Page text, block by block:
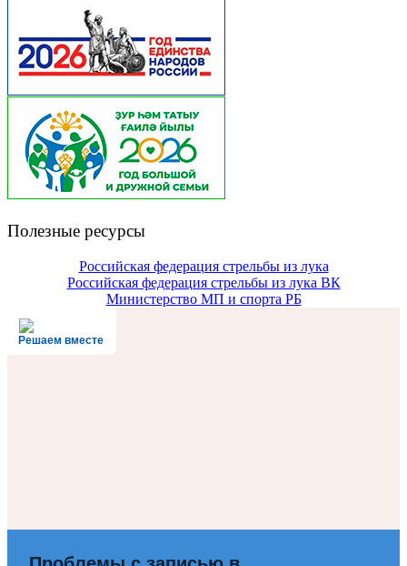
Полезные ресурсы
Российская федерация стрельбы из лука
Российская федерация стрельбы из лука ВК
Министерство МП и спорта РБ
Решаем вместе